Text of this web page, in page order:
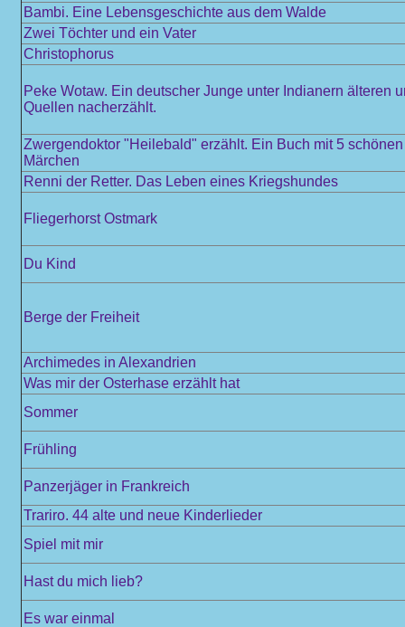
Bambi. Eine Lebensgeschichte aus dem Walde
Zwei Töchter und ein Vater
Christophorus
Peke Wotaw. Ein deutscher Junge unter Indianern älteren
Quellen nacherzählt.
Zwergendoktor "Heilebald" erzählt. Ein Buch mit 5
Märchen
Renni der Retter. Das Leben eines Kriegshundes
Fliegerhorst Ostmark
Du Kind
Berge der Freiheit
Archimedes in Alexandrien
Was mir der Osterhase erzählt hat
Sommer
Frühling
Panzerjäger in Frankreich
Trariro. 44 alte und neue Kinderlieder
Spiel mit mir
Hast du mich lieb?
Es war einmal